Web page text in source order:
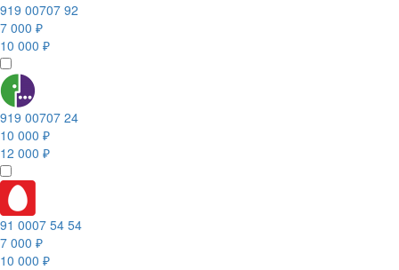
919 00707 92
7 000 ₽
10 000 ₽
919 00707 24
10 000 ₽
12 000 ₽
91 0007 54 54
7 000 ₽
10 000 ₽